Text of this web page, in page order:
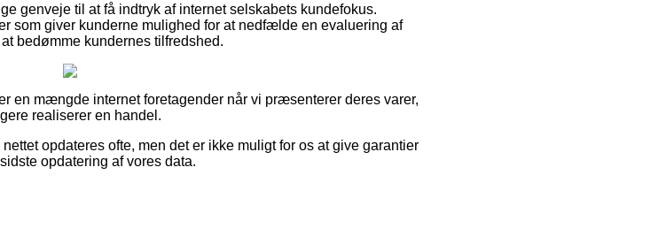
genveje til at få indtryk af internet selskabets kundefokus.
som giver kunderne mulighed for at nedfælde en evaluering af
bedømme kundernes tilfredshed.
en mængde internet foretagender når vi præsenterer deres varer,
realiserer en handel.
opdateres ofte, men det er ikke muligt for os at give garantier
opdatering af vores data.